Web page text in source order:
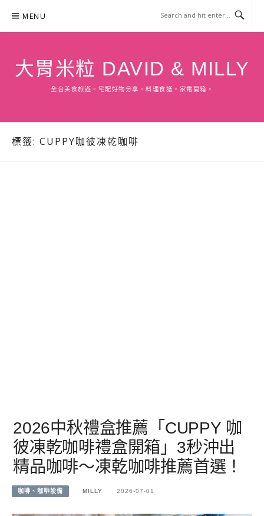
content
MENU
大胃米粒 DAVID & MILLY
全台美食旅遊。宅配好物分享。料理食譜。家電開箱。
標籤: CUPPY咖彼凍乾咖啡
2026中秋禮盒推薦「CUPPY 咖
彼凍乾咖啡禮盒開箱」3秒沖出
精品咖啡～凍乾咖啡推薦首選！
咖啡、咖啡設備 MILLY 2026-07-01